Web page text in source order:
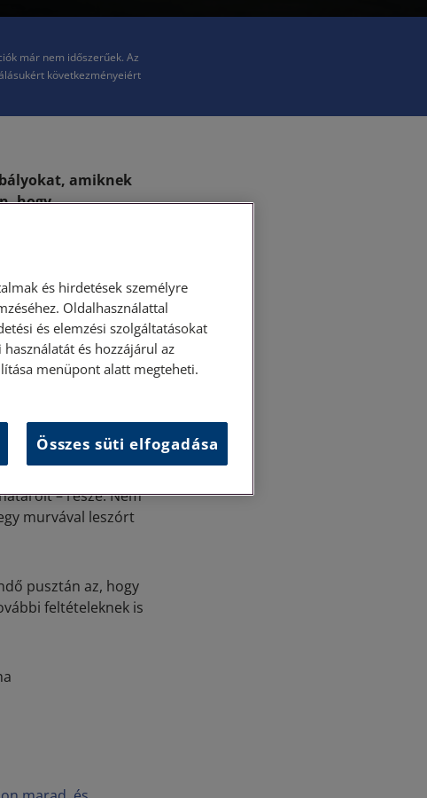
már nem időszerűek. Az
következményeiért
amiknek
hogy
megoldásnak az tűnik,
e egyáltalán.
– része. Nem
murvával leszórt
pusztán az, hogy
feltételeknek is
és hirdetések személyre
Oldalhasználattal
és elemzési szolgáltatásokat
és hozzájárul az
menüpont alatt megteheti.
Összes süti elfogadása